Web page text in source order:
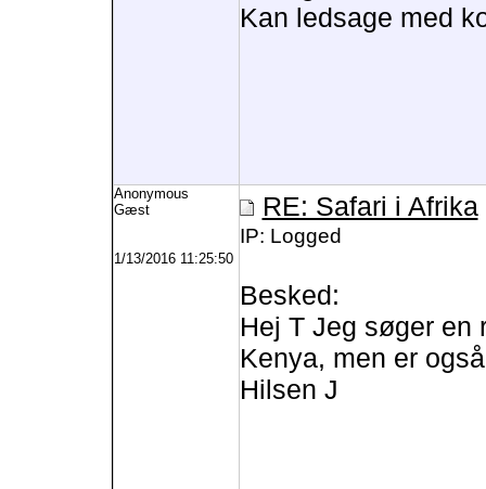
Kan ledsage med
Anonymous
Gæst
1/13/2016 11:25:50
RE: Safari i Afrika
IP: Logged
Besked:
Hej T Jeg søger en
Kenya, men er
Hilsen J